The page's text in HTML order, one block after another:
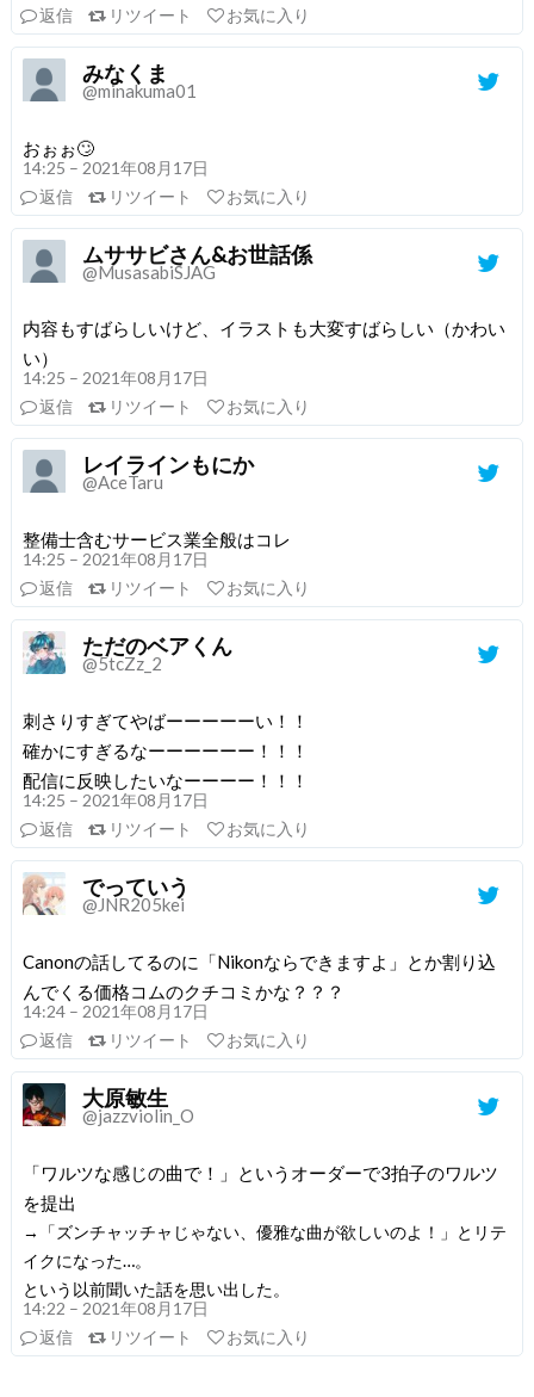
返信 リツイート お気に入り
みなくま
@minakuma01
おぉぉ🙄
14:25 – 2021年08月17日
返信
リツイート お気に入り
ムササビさん&お世話係
@MusasabiSJAG
内容もすばらしいけど、イラストも大変すばらしい（かわい
い）
14:25 – 2021年08月17日
返信
リツイート お気に入り
レイラインもにか
@AceTaru
整備士含むサービス業全般はコレ
14:25 – 2021年08月17日
返信
リツイート お気に入り
ただのベアくん
@5tcZz_2
刺さりすぎてやばーーーーーい！！
確かにすぎるなーーーーーー！！！
配信に反映したいなーーーー！！！
14:25 – 2021年08月17日
返信
リツイート お気に入り
でっていう
@JNR205kei
Canonの話してるのに「Nikonならできますよ」とか割り込
んでくる価格コムのクチコミかな？？？
14:24 – 2021年08月17日
返信
リツイート お気に入り
大原敏生
@jazzviolin_O
「ワルツな感じの曲で！」というオーダーで3拍子のワルツ
を提出
→「ズンチャッチャじゃない、優雅な曲が欲しいのよ！」とリテ
イクになった…。
という以前聞いた話を思い出した。
14:22 – 2021年08月17日
返信
リツイート お気に入り